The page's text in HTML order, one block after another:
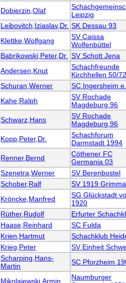
Dobierzin,Olaf
Leipzig
Leibovitch,Iziaslav,Dr. SK Dessau 93
Klettke,Wolfgang
SV Caissa
Wolfenbüttel
Babrikowski,Peter,Dr.
SV Schott Jena
Andersen,Knut
Schachfreunde
Kirchhellen 50/
Schuran,Werner
SC Ingersheim
Kahe,Ralph
SV Rochade
Magdeburg 96
Schwarz,Hans
SV Rochade
Magdeburg 96
Kopp,Peter,Dr.
Schachforum
Darmstadt 1994
Renner,Bernd
Cöthener FC
Germania 03
Szenetra,Werner
SV Berenbostel
Schober,Ralf
SV 1919 Grimma
Kröncke,Manfred
SG Glückstadt
1920
Rüther,Rudolf
Erfurter
Haase,Reinhard
SC Fulda
Krien,Hartmut
Schachklub
Krieg,Peter
SV Einheit
Scharping,Hans-
Martin
SC Pforzheim
Mikolajewski,Armin
Naumburger